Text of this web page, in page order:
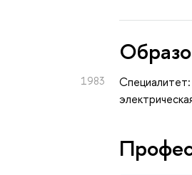
1983
Специалитет: